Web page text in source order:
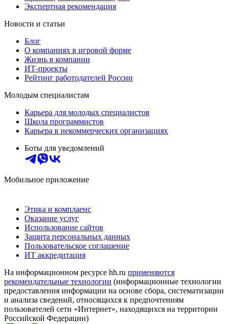
Экспертная рекомендация
Новости и статьи
Блог
О компаниях в игровой форме
Жизнь в компании
ИТ-проекты
Рейтинг работодателей России
Молодым специалистам
Карьера для молодых специалистов
Школа программистов
Карьера в некоммерческих организациях
Боты для уведомлений
Мобильное приложение
Этика и комплаенс
Оказание услуг
Использование сайтов
Защита персональных данных
Пользовательское соглашение
ИТ аккредитация
На информационном ресурсе hh.ru применяются
рекомендательные технологии (информационные технологии
предоставления информации на основе сбора, систематизации
и анализа сведений, относящихся к предпочтениям
пользователей сети «Интернет», находящихся на территории
Российской Федерации)